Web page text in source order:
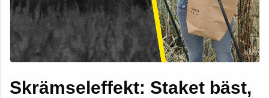
Skrämseleffekt: Staket bäst,